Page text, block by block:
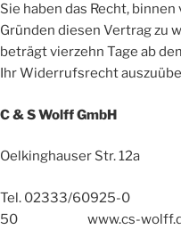
Sie haben das Recht,
Gründen diesen Vertrag zu
beträgt vierzehn Tage ab
Ihr Widerrufsrecht
C & S Wolff GmbH
Oelkinghauser Str.
Tel. 02333/60925-0
50 www.cs-